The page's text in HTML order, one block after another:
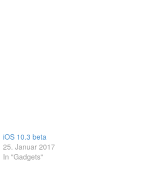
iOS 10.3 beta
25. Januar 2017
In "Gadgets"